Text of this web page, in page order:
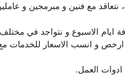
نتعاقد مع فنين و مبرمجين و
ايام الاسبوع و نتواجد في
ارخص و انسب الاسعار للخدمات
العمل.